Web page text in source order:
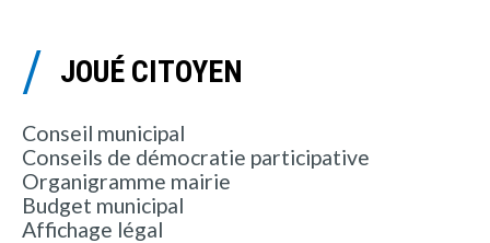
JOUÉ CITOYEN
Conseil municipal
Conseils de démocratie participative
Organigramme mairie
Budget municipal
Affichage légal